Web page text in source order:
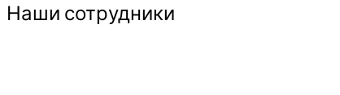
Наши сотрудники